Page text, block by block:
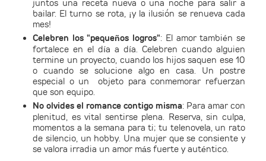
juntos una receta nueva o una noche para salir a
bailar. El turno se rota, ¡y la ilusión se renueva cada
mes!
Celebren los "pequeños logros": El amor también se
fortalece en el día a día. Celebren cuando alguien
termine un proyecto, cuando los hijos saquen ese 10
o cuando se solucione algo en casa. Un postre
especial o un objeto para conmemorar refuerzan
que son equipo.
No olvides el romance contigo misma: Para amar con
plenitud, es vital sentirse plena. Reserva, sin culpa,
momentos a la semana para ti; tu telenovela, un rato
de silencio, un hobby. Una mujer que se consiente y
se valora irradia un amor más fuerte y auténtico.